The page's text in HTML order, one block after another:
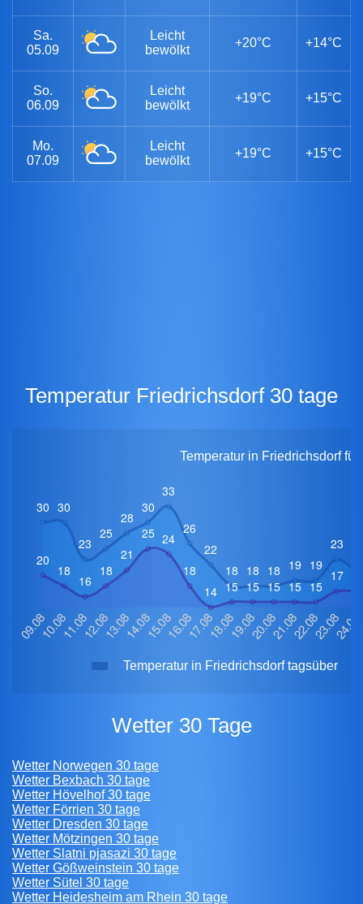
Sa.
05.09
Leicht
bewölkt
+20°C +14°C
So.
06.09
Leicht
bewölkt
+19°C +15°C
Mo.
07.09
Leicht
bewölkt
+19°C +15°C
Temperatur Friedrichsdorf 30 tage
Temperatur in Friedrichsdorf
Temperatur in Friedrichsdorf tagsüber
Wetter 30 Tage
Wetter Norwegen 30 tage
Wetter Bexbach 30 tage
Wetter Hövelhof 30 tage
Wetter Förrien 30 tage
Wetter Dresden 30 tage
Wetter Mötzingen 30 tage
Wetter Slatni pjasazi 30 tage
Wetter Gößweinstein 30 tage
Wetter Sütel 30 tage
Wetter Heidesheim am Rhein 30 tage